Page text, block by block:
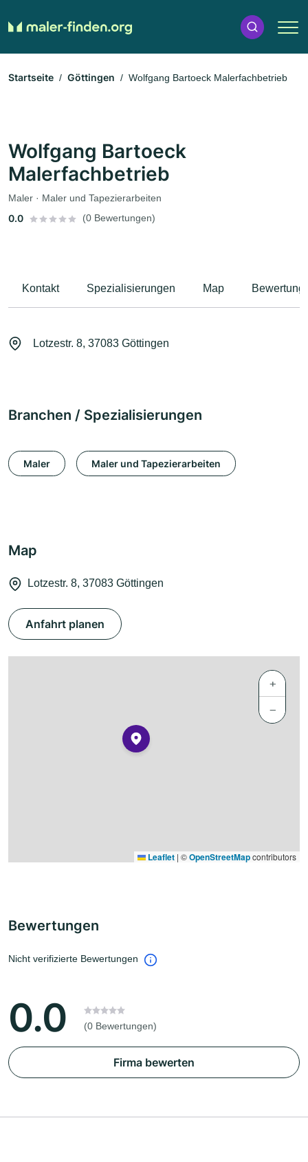
Startseite Göttingen Wolfgang Bartoeck Malerfachbetrieb
Wolfgang Bartoeck
Malerfachbetrieb
Maler · Maler und Tapezierarbeiten
0.0 (0 Bewertungen)
Kontakt Spezialisierungen Map
Lotzestr. 8, 37083 Göttingen
Branchen / Spezialisierungen
Maler Maler und Tapezierarbeiten
Map
Lotzestr. 8, 37083 Göttingen
Anfahrt planen
+
−
Leaflet | ©OpenStreetMapcontributors
Bewertungen
Nicht verifizierte Bewertungen
0.0 (0 Bewertungen)
Firma bewerten